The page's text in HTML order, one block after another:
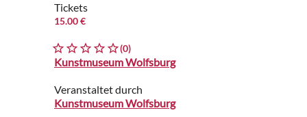
Tickets
15.00 €
(0)
Kunstmuseum Wolfsburg
Veranstaltet durch
Kunstmuseum Wolfsburg